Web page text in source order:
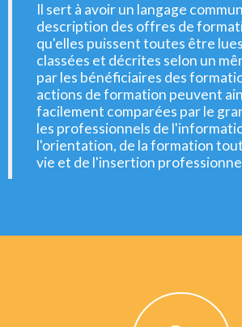
Il sert à avoir un langage
description des offres de
qu'elles puissent toutes être
classées et décrites selon un
par les bénéficiaires des
actions de formation peuvent
facilement comparées par le
les professionnels de
l'orientation, de la formation
vie et de l'insertion